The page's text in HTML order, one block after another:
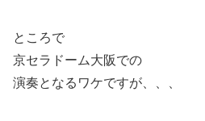
ところで
京セラドーム大阪での
演奏となるワケですが、、、